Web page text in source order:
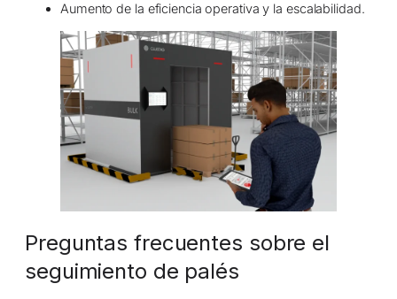
Aumento de la eficiencia operativa y la escalabilidad.
Preguntas frecuentes sobre el
seguimiento de palés